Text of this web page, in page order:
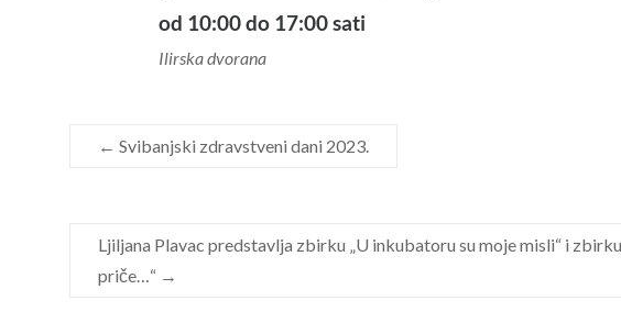
od 10:00 do 17:00 sati
Ilirska dvorana
← Svibanjski zdravstveni dani 2023.
Ljiljana Plavac predstavlja zbirku „U inkubatoru su moje misli“ i
priče…“ →